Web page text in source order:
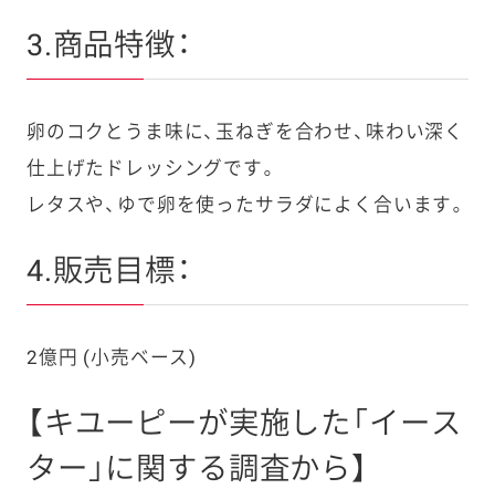
3.商品特徴：
卵のコクとうま味に、玉ねぎを合わせ、味わい深く
仕上げたドレッシングです。
レタスや、ゆで卵を使ったサラダによく合います。
4.販売目標：
2億円 (小売ベース)
【キユーピーが実施した「イース
ター」に関する調査から】